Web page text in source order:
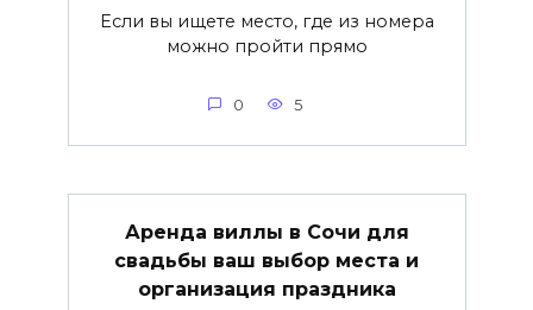
Если вы ищете место, где из номера
можно пройти прямо
0 5
Аренда виллы в Сочи для
свадьбы ваш выбор места и
организация праздника